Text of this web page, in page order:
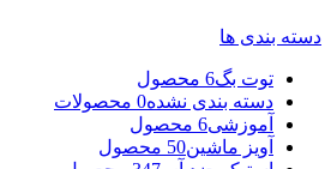
دسته بندی ها
توت بگ6 محصول
دسته بندی نشده0 محصولات
آموزشی6 محصول
آویز ماشین50 محصول